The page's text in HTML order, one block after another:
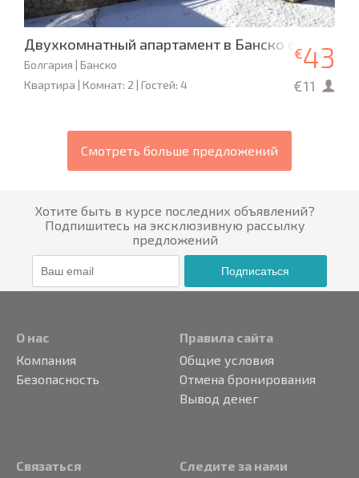
Двухкомнатный апартамент в Банско с камином
Болгария | Банско
Квартира | Комнат: 2 | Гостей: 4
€43
€11
Смотреть больше предложений
Хотите быть в курсе последних объявлений?
Подпишитесь на эксклюзивную рассылку
предложений
Подписаться
О нас
Компания
Безопасность
Правила сайта
Общие условия
Отмена бронирования
Вывод денег
Связаться Следите за нами